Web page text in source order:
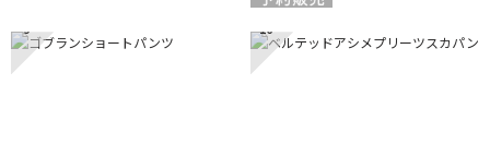
9 10